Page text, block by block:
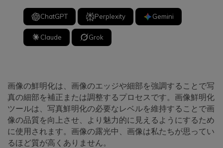
ChatGPT Perplexity Gemini
Claude Grok
画像の鮮明化は、画像のエッジや細部を強調することで写
真の細部を補正または調整するプロセスです。画像鮮明化
ツールは、写真鮮明化の必要なレベルを維持することで画
像の品質を向上させ、より魅力的に見えるようにするため
に使用されます。画像の露光中、画像は私たちが思ってい
るほど質が高くありません。